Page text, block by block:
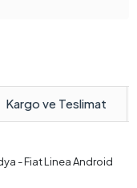
Kargo ve Teslimat
- Fiat Linea Android